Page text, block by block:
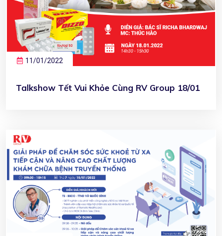
11/01/2022
Talkshow Tết Vui Khỏe Cùng RV Group 18/01